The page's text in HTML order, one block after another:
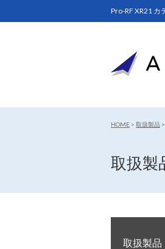
Pro-RF XR21
HOME > 取扱製品 >
取扱製
取扱製品